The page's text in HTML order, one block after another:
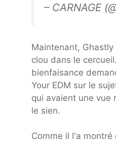
– CARNAGE
Maintenant,
clou dans le
bienfaisance
Your EDM sur le
qui avaient une vue
le sien.
Comme il l'a